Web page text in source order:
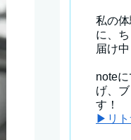
私の
に、
届け中
note
げ、
す！
▶リト